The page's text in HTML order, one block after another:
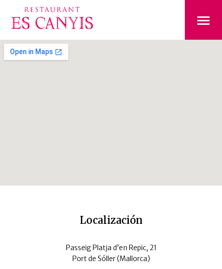
Localización
Passeig Platja d’en Repic, 21
Port de Sóller (Mallorca)